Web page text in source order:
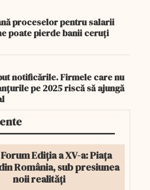
proceselor pentru salarii
poate pierde banii ceruți
notificările. Firmele care nu
pe 2025 riscă să ajungă
Ediția a XV-a: Piața
România, sub presiunea
noii realități